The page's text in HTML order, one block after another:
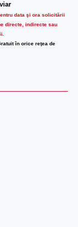
data şi ora solicitării
directe, indirecte sau
în orice reţea de